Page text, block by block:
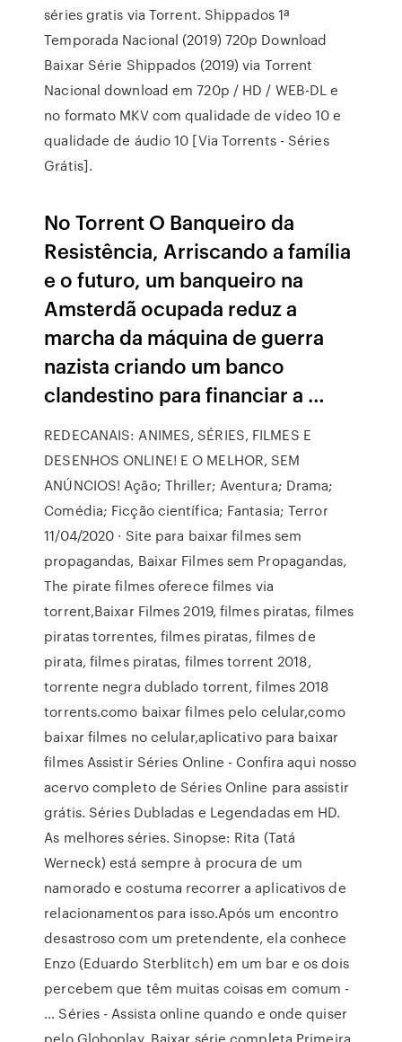
séries gratis via Torrent. Shippados 1ª
Temporada Nacional (2019) 720p Download
Baixar Série Shippados (2019) via Torrent
Nacional download em 720p / HD / WEB-DL e
no formato MKV com qualidade de vídeo 10 e
qualidade de áudio 10 [Via Torrents - Séries
Grátis].
No Torrent O Banqueiro da
Resistência, Arriscando a família
e o futuro, um banqueiro na
Amsterdã ocupada reduz a
marcha da máquina de guerra
nazista criando um banco
clandestino para financiar a …
REDECANAIS: ANIMES, SÉRIES, FILMES E
DESENHOS ONLINE! E O MELHOR, SEM
ANÚNCIOS! Ação; Thriller; Aventura; Drama;
Comédia; Ficção científica; Fantasia; Terror
11/04/2020 · Site para baixar filmes sem
propagandas, Baixar Filmes sem Propagandas,
The pirate filmes oferece filmes via
torrent,Baixar Filmes 2019, filmes piratas, filmes
piratas torrentes, filmes piratas, filmes de
pirata, filmes piratas, filmes torrent 2018,
torrente negra dublado torrent, filmes 2018
torrents.como baixar filmes pelo celular,como
baixar filmes no celular,aplicativo para baixar
filmes Assistir Séries Online - Confira aqui nosso
acervo completo de Séries Online para assistir
grátis. Séries Dubladas e Legendadas em HD.
As melhores séries. Sinopse: Rita (Tatá
Werneck) está sempre à procura de um
namorado e costuma recorrer a aplicativos de
relacionamentos para isso.Após um encontro
desastroso com um pretendente, ela conhece
Enzo (Eduardo Sterblitch) em um bar e os dois
percebem que têm muitas coisas em comum -
… Séries - Assista online quando e onde quiser
pelo Globoplay. Baixar série completa Primeira